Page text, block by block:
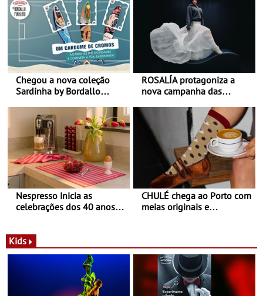
Chegou a nova coleção
Sardinha by Bordallo
ROSALÍA protagoniza a
nova campanha das
Balance
Nespresso inicia as
celebrações dos 40 anos
Novas - Edição limitada
Nespresso x Torres Novas
CHULÉ chega ao Porto com
meias originais e
Shopping
Kids